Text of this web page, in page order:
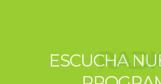
ESCUCHA